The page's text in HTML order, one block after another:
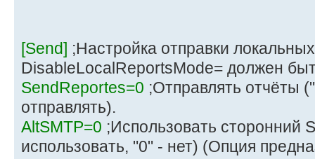
[Send] ;Настройка отправки
DisableLocalReportsMode= должен
SendReportes=0 ;Отправлять отчёты
отправлять).
AltSMTP=0 ;Использовать сторонний
использовать, "0" - нет) (Опция